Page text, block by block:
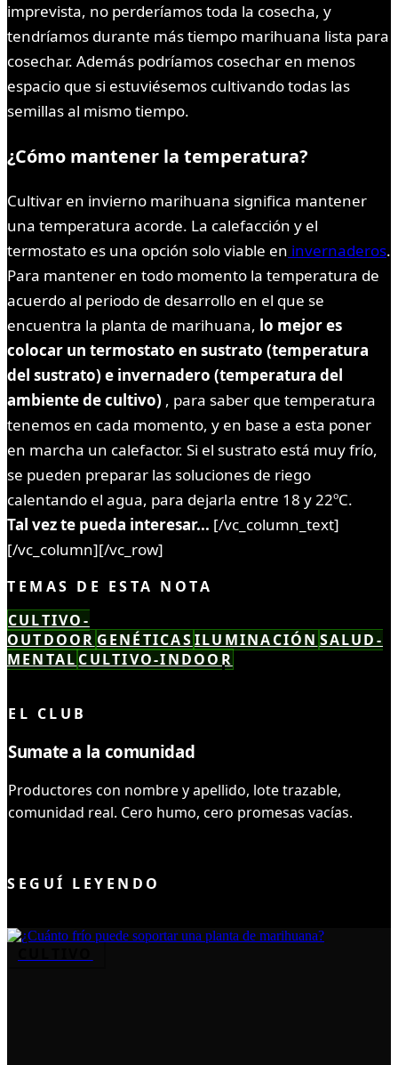
imprevista, no perderíamos toda la cosecha, y
tendríamos durante más tiempo marihuana lista para
cosechar. Además podríamos cosechar en menos
espacio que si estuviésemos cultivando todas las
semillas al mismo tiempo.
¿Cómo mantener la temperatura?
Cultivar en invierno marihuana significa mantener
una temperatura acorde. La calefacción y el
termostato es una opción solo viable en invernaderos.
Para mantener en todo momento la temperatura de
acuerdo al periodo de desarrollo en el que se
encuentra la planta de marihuana, lo mejor es
colocar un termostato en sustrato (temperatura
del sustrato) e invernadero (temperatura del
ambiente de cultivo) , para saber que temperatura
tenemos en cada momento, y en base a esta poner
en marcha un calefactor. Si el sustrato está muy frío,
se pueden preparar las soluciones de riego
calentando el agua, para dejarla entre 18 y 22ºC.
Tal vez te pueda interesar... [/vc_column_text]
[/vc_column][/vc_row]
TEMAS DE ESTA NOTA
CULTIVO-
OUTDOOR GENÉTICASILUMINACIÓN SALUD-
MENTAL CULTIVO-INDOOR
EL CLUB
Sumate a la comunidad
Productores con nombre y apellido, lote trazable,
comunidad real. Cero humo, cero promesas vacías.
SEGUÍ LEYENDO